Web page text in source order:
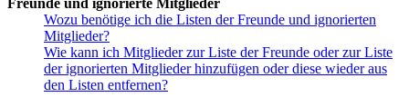
Freunde und ignorierte Mitglieder
Wozu benötige ich die Listen der Freunde und ignorierten
Mitglieder?
Wie kann ich Mitglieder zur Liste der Freunde oder zur Liste
der ignorierten Mitglieder hinzufügen oder diese wieder aus
den Listen entfernen?